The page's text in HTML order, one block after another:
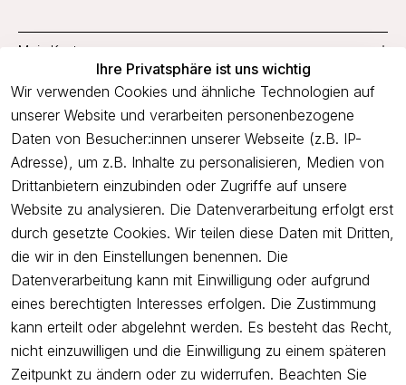
Ihre Privatsphäre ist uns wichtig
Wir verwenden Cookies und ähnliche Technologien auf
unserer Website und verarbeiten personenbezogene
Daten von Besucher:innen unserer Webseite (z.B. IP-
Adresse), um z.B. Inhalte zu personalisieren, Medien von
Drittanbietern einzubinden oder Zugriffe auf unsere
Website zu analysieren. Die Datenverarbeitung erfolgt erst
durch gesetzte Cookies. Wir teilen diese Daten mit Dritten,
die wir in den Einstellungen benennen. Die
Datenverarbeitung kann mit Einwilligung oder aufgrund
eines berechtigten Interesses erfolgen. Die Zustimmung
kann erteilt oder abgelehnt werden. Es besteht das Recht,
nicht einzuwilligen und die Einwilligung zu einem späteren
Zeitpunkt zu ändern oder zu widerrufen. Beachten Sie
Mein Konto
Service
Unternehmen
Newsletter
Freue dich über 5€ Rabatt bei deiner nächsten Bestellung und
profitiere von Angeboten.
Newsletter abonnieren
Ich bestätige hiermit, dass ich die Datenschutzerklärung
gelesen
habe. Ich kann meine Einwilligung jederzeit widerrufen.